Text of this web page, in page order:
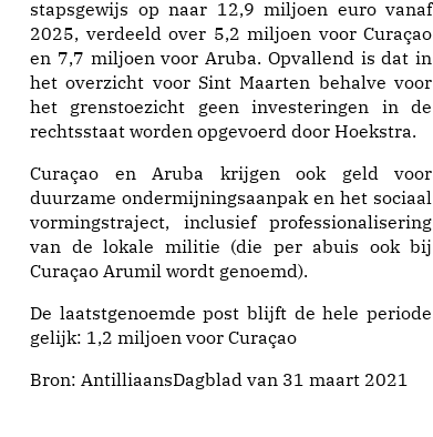
stapsgewijs op naar 12,9 miljoen euro vanaf
2025, verdeeld over 5,2 miljoen voor Curaçao
en 7,7 miljoen voor Aruba. Opvallend is dat in
het overzicht voor Sint Maarten behalve voor
het grenstoezicht geen investeringen in de
rechtsstaat worden opgevoerd door Hoekstra.
Curaçao en Aruba krijgen ook geld voor
duurzame ondermijningsaanpak en het sociaal
vormingstraject, inclusief professionalisering
van de lokale militie (die per abuis ook bij
Curaçao Arumil wordt genoemd).
De laatstgenoemde post blijft de hele periode
gelijk: 1,2 miljoen voor Curaçao
Bron: AntilliaansDagblad van 31 maart 2021